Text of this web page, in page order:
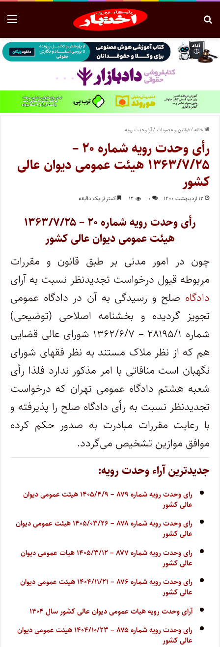
خانه/قوانین و مصوبات/آرا وحدت رویه
رأی وحدت رویه شماره ۲۰ –
۱۳۶۳/۷/۲۵ هیئت عمومی دیوان عالی
کشور
۱۲ اردیبهشت ۱۴۰۰ ۰ ۱۴ کمتر از یک دقیقه
رأی وحدت رویه شماره ۲۰ – ۱۳۶۳/۷/۲۵
هیئت عمومی دیوان عالی کشور
چون در امور مدنی بر طبق قانون و مقررات
مربوطه قبول درخواست تجدیدنظر نسبت به آرای
دادگاه صلح و رسیدگی به آن در دادگاه عمومی
تجویز گردیده و بخشنامه اصلاحی (توضیحی)
شماره ۲۸۱۹۵/۱ – ۱۳۶۲/۶/۷ شورای عالی قضایی
هم که از نظر ملاک مستند به نظر فقهای شورای
نگهبان است منافاتی با امر مذکور ندارد فلذا رأی
شعبه هشتم دادگاه عمومی تهران که درخواست
تجدیدنظر نسبت به رأی دادگاه صلح را پذیرفته و
با رعایت مقررات مبادرت به صدور حکم کرده
موافق موازین تشخیص می‌گردد.
جدیدترین آراء وحدت رویه:
رای وحدت رویه شماره ۸۷۹ – ۱۴۰۵/۴/۹ هیئت عمومی دیوان
عالی کشور
رای وحدت رویه شماره ۸۷۸ – ۱۴۰۵/۰۳/۲۶ هیئت عمومی دیوان
عالی کشور
رای وحدت رویه شماره ۸۷۷ – ۱۴۰۵/۳/۱۲ هیات عمومی دیوان
عالی کشور
رای وحدت رویه شماره ۸۷۶ – ۱۴۰۴/۱۱/۲۱ هیئت عمومی دیوان
عالی کشور
آرای وحدت رویه هیات عمومی دیوان عالی کشور سال ۱۴۰۴
رای وحدت رویه شماره ۸۷۵ – ۱۴۰۴/۱۰/۲۳ هیئت عمومی دیوان
عالی کشور